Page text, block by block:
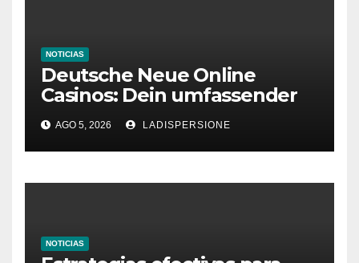
NOTICIAS
Deutsche Neue Online
Casinos: Dein umfassender
Ratgeber für moderne
Glücksspielplattformen
AGO 5, 2026 LADISPERSIONE
NOTICIAS